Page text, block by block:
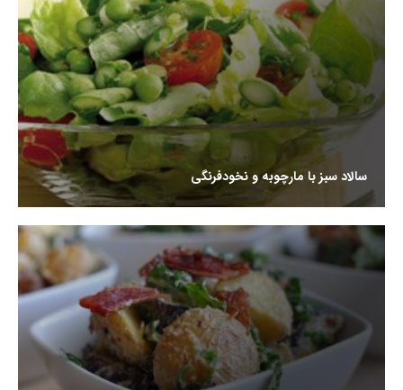
سالاد سبز با مارچوبه و نخودفرنگی